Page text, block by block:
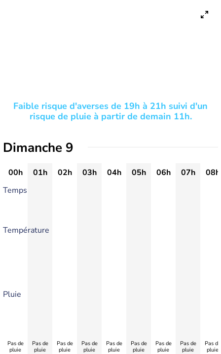
Faible risque d'averses de 19h à 21h suivi d'un
risque de pluie à partir de demain 11h.
Dimanche 9
00h 01h 02h 03h 04h 05h 06h 07h
08h
Temps
Température
Pluie
Pas de
pluie
Pas de
pluie
Pas de
pluie
Pas de
pluie
Pas de
pluie
Pas de
pluie
Pas de
pluie
Pas de
pluie
Pas de
pluie